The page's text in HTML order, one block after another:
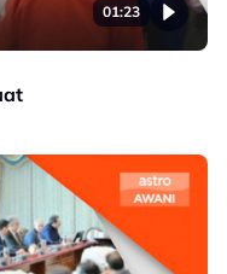
01:23